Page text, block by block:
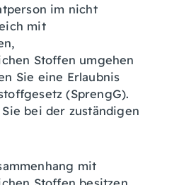
im nicht
mit
Stoffen umgehen
Sie eine Erlaubnis
(SprengG).
bei der zuständigen
mit